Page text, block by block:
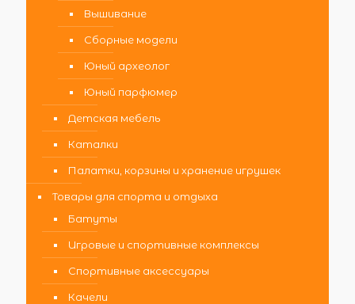
Вышивание
Сборные модели
Юный археолог
Юный парфюмер
Детская мебель
Каталки
Палатки, корзины и хранение игрушек
Товары для спорта и отдыха
Батуты
Игровые и спортивные комплексы
Спортивные аксессуары
Качели